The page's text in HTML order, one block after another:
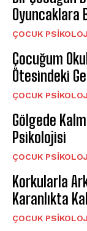
Oyuncaklara
ÇOCUK
Çocuğum
Ötesindeki
ÇOCUK
Gölgede
Psikolojisi
ÇOCUK
Korkularla
Karanlıkta
ÇOCUK